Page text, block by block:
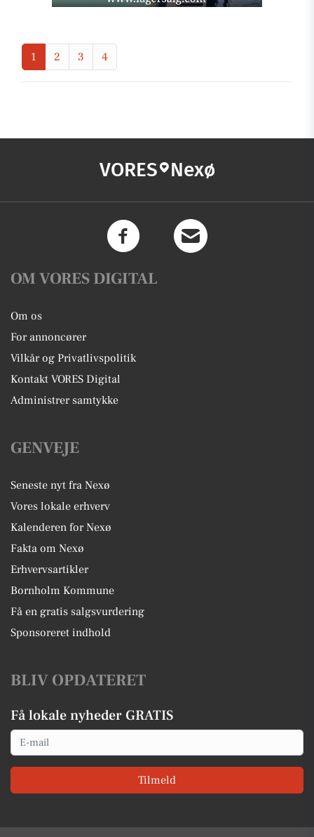
1 2 3 4
VORES Nexø
OM VORES DIGITAL
Om os
For annoncører
Vilkår og Privatlivspolitik
Kontakt VORES Digital
Administrer samtykke
GENVEJE
Seneste nyt fra Nexø
Vores lokale erhverv
Kalenderen for Nexø
Fakta om Nexø
Erhvervsartikler
Bornholm Kommune
Få en gratis salgsvurdering
Sponsoreret indhold
BLIV OPDATERET
Få lokale nyheder GRATIS
Email
Tilmeld